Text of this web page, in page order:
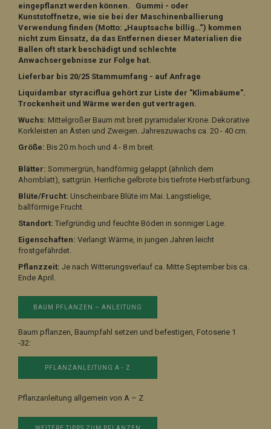
eingepflanzt werden können. Gummi - oder
Kunststoffnetze, wie sie bei der Maschinenballierung
Verwendung finden (Motto: „Hauptsache billig…“) kommen
nicht zum Einsatz, da das Entfernen dieser Materialien die
Ballen oft stark beschädigt und schlechte
Anwachsergebnisse zur Folge hat.
Lieferbar bis 20/25 Stammumfang - auf Anfrage
Liquidambar styraciflua gehört zur Liste der "Klimabäume".
Trockenheit und Wärme werden gut vertragen.
Wuchs: Mittelgroßer Baum mit breit pyramidaler Krone. Dekorative
Korkleisten an Ästen und Zweigen. Jahreszuwachs ca. 20 - 40 cm.
Größe: Bis 20 m hoch und 4 - 8 m breit.
Blätter: Sommergrün, handförmig gelappt (ähnlich dem
Ahornblatt), sattgrün. Herrliche gelbrote bis tiefrote Herbstfärbung.
Blüte/Frucht: Unscheinbare Blüte im Mai. Langstielige,
ballförmige Frucht.
Standort: Tiefgründig und feuchte Böden in sonniger Lage.
Eigenschaften: Verlangt Wärme, in jungen Jahren leicht
frostgefährdet.
Pflanzzeit: Je nach Witterungsverlauf ca. Mitte September bis ca.
Ende April.
BAUM PFLANZEN – ANLEITUNG
Baum pflanzen, Baumpfahl setzen und befestigen, Fotoserie 1
-32:
PFLANZANLEITUNG A - Z
Pflanzanleitung allgemein von A – Z